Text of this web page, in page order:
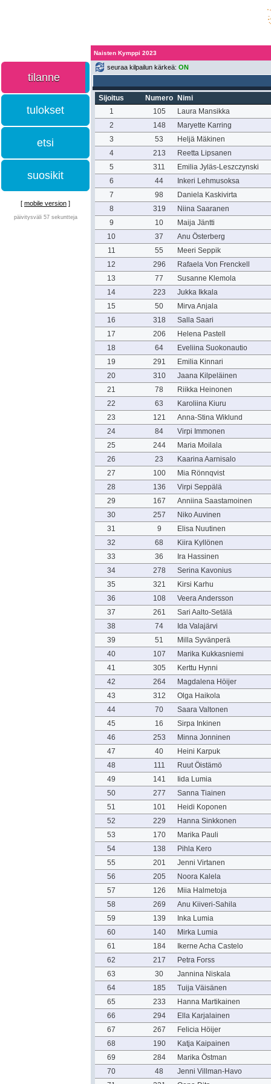
Naisten Kymppi 2023
tilanne
tulokset
etsi
suosikit
[ mobile version ]
päivitysväli 57 sekuntteja
seuraa kilpailun kärkeä: ON
Sijoitus Numero
Nimi
1
105
Laura Mansikka
2
148
Maryette Karring
3
53
Heljä Mäkinen
4
213
Reetta Lipsanen
5
311
Emilia Jyläs-Leszczynski
6
44
Inkeri Lehmusoksa
7
98
Daniela Kaskivirta
8
319
Niina Saaranen
9
10
Maija Jäntti
10
37
Anu Österberg
11
55
Meeri Seppik
12
296
Rafaela Von Frenckell
13
77
Susanne Klemola
14
223
Jukka Ikkala
15
50
Mirva Anjala
16
318
Salla Saari
17
206
Helena Pastell
18
64
Eveliina Suokonautio
19
291
Emilia Kinnari
20
310
Jaana Kilpeläinen
21
78
Riikka Heinonen
22
63
Karoliina Kiuru
23
121
Anna-Stina Wiklund
24
84
Virpi Immonen
25
244
Maria Moilala
26
23
Kaarina Aarnisalo
27
100
Mia Rönnqvist
28
136
Virpi Seppälä
29
167
Anniina Saastamoinen
30
257
Niko Auvinen
31
9
Elisa Nuutinen
32
68
Kiira Kyllönen
33
36
Ira Hassinen
34
278
Serina Kavonius
35
321
Kirsi Karhu
36
108
Veera Andersson
37
261
Sari Aalto-Setälä
38
74
Ida Valajärvi
39
51
Milla Syvänperä
40
107
Marika Kukkasniemi
41
305
Kerttu Hynni
42
264
Magdalena Höijer
43
312
Olga Haikola
44
70
Saara Valtonen
45
16
Sirpa Inkinen
46
253
Minna Jonninen
47
40
Heini Karpuk
48
111
Ruut Öistämö
49
141
Iida Lumia
50
277
Sanna Tiainen
51
101
Heidi Koponen
52
229
Hanna Sinkkonen
53
170
Marika Pauli
54
138
Pihla Kero
55
201
Jenni Virtanen
56
205
Noora Kalela
57
126
Miia Halmetoja
58
269
Anu Kiiveri-Sahila
59
139
Inka Lumia
60
140
Mirka Lumia
61
184
Ikerne Acha Castelo
62
217
Petra Forss
63
30
Jannina Niskala
64
185
Tuija Väisänen
65
233
Hanna Martikainen
66
294
Ella Karjalainen
67
267
Felicia Höijer
68
190
Katja Kaipainen
69
284
Marika Östman
70
48
Jenni Villman-Havo